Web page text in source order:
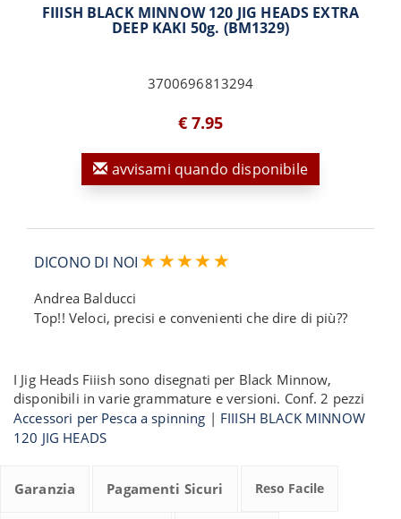
FIIISH BLACK MINNOW 120 JIG HEADS EXTRA
DEEP KAKI 50g. (BM1329)
3700696813294
€ 7.95
avvisami quando disponibile
DICONO DI NOI
Andrea Balducci
Top!! Veloci, precisi e convenienti che dire di più??
I Jig Heads Fiiish sono disegnati per Black Minnow,
disponibili in varie grammature e versioni. Conf. 2 pezzi
Accessori per Pesca a spinning | FIIISH BLACK MINNOW
120 JIG HEADS
Garanzia Pagamenti Sicuri Reso Facile